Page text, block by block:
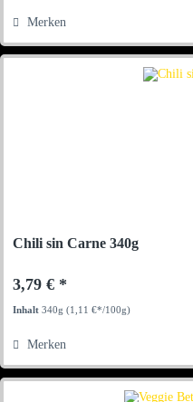
Merken
Chili sin Carne 340g
3,79 € *
Inhalt340g(1,11 €*/100g)
Merken